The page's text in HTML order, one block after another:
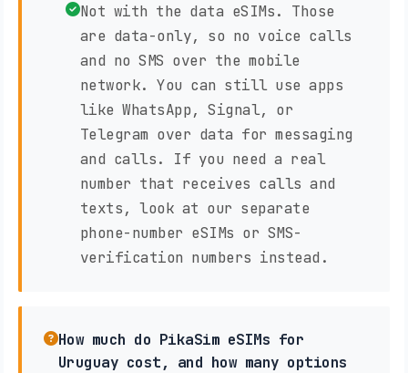
Not with the data eSIMs. Those
are data-only, so no voice calls
and no SMS over the mobile
network. You can still use apps
like WhatsApp, Signal, or
Telegram over data for messaging
and calls. If you need a real
number that receives calls and
texts, look at our separate
phone-number eSIMs or SMS-
verification numbers instead.
How much do PikaSim eSIMs for
Uruguay cost, and how many options